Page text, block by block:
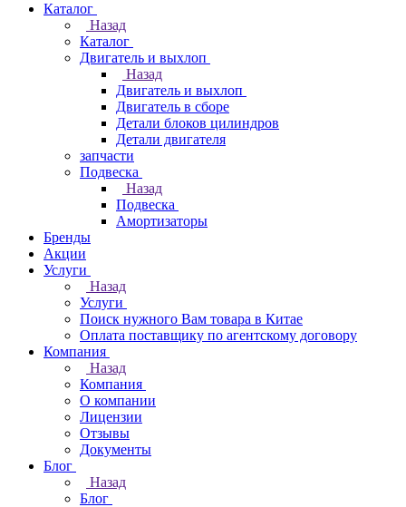
Каталог
Назад
Каталог
Двигатель и выхлоп
Назад
Двигатель и выхлоп
Двигатель в сборе
Детали блоков цилиндров
Детали двигателя
запчасти
Подвеска
Назад
Подвеска
Амортизаторы
Бренды
Акции
Услуги
Назад
Услуги
Поиск нужного Вам товара в Китае
Оплата поставщику по агентскому договору
Компания
Назад
Компания
О компании
Лицензии
Отзывы
Документы
Блог
Назад
Блог